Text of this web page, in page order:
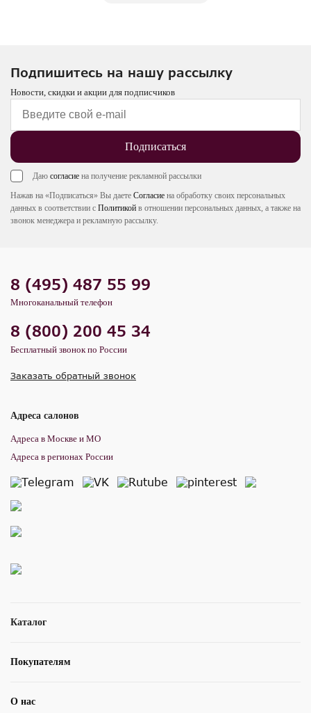
Подпишитесь на нашу рассылку
Новости, скидки и акции для подписчиков
Подписаться
Даю согласие на получение рекламной рассылки
Нажав на «Подписаться» Вы даете Согласие на обработку своих персональных
данных в соответствии с Политикой в отношении персональных данных, а также на
звонок менеджера и рекламную рассылку.
Каталог
Покупателям
О нас
8 (495) 487 55 99
Многоканальный телефон
8 (800) 200 45 34
Бесплатный звонок по России
Заказать обратный звонок
Адреса салонов
Адреса в Москве и МО
Адреса в регионах России